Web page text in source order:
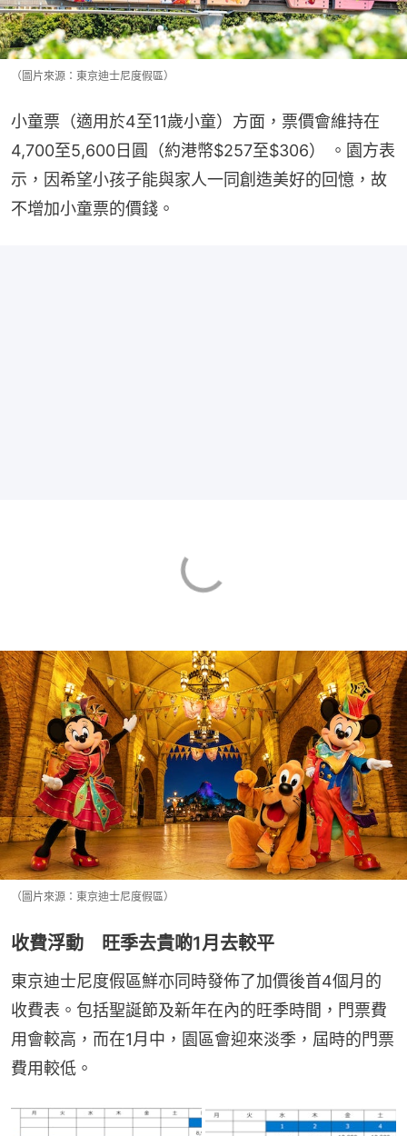
（圖片來源：東京迪士尼度假區）
小童票（適用於4至11歲小童）方面，票價會維持在
4,700至5,600日圓（約港幣$257至$306） 。園方表
示，因希望小孩子能與家人一同創造美好的回憶，故
不增加小童票的價錢。
（圖片來源：東京迪士尼度假區）
收費浮動 旺季去貴啲1月去較平
東京迪士尼度假區鮮亦同時發佈了加價後首4個月的
收費表。包括聖誕節及新年在內的旺季時間，門票費
用會較高，而在1月中，園區會迎來淡季，屆時的門票
費用較低。